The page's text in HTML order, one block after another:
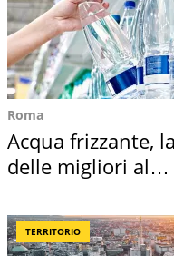
Roma
Acqua frizzante,
delle migliori al
TERRITORIO